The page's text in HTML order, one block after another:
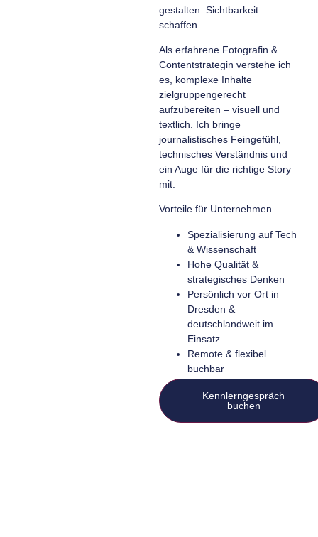
gestalten. Sichtbarkeit
schaffen.
Als erfahrene Fotografin &
Contentstrategin verstehe ich
es, komplexe Inhalte
zielgruppengerecht
aufzubereiten – visuell und
textlich. Ich bringe
journalistisches Feingefühl,
technisches Verständnis und
ein Auge für die richtige Story
mit.
Vorteile für Unternehmen
Spezialisierung auf Tech
& Wissenschaft
Hohe Qualität &
strategisches Denken
Persönlich vor Ort in
Dresden &
deutschlandweit im
Einsatz
Remote & flexibel
buchbar
Kennlerngespräch
buchen